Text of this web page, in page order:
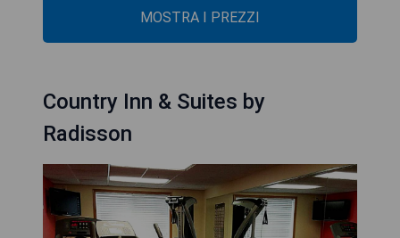
MOSTRA I PREZZI
Country Inn & Suites by
Radisson